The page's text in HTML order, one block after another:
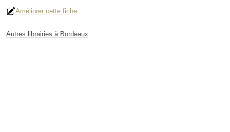
Améliorer cette fiche
Autres librairies à Bordeaux